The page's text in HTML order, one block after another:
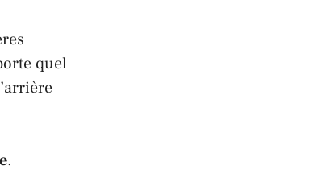
quel
.